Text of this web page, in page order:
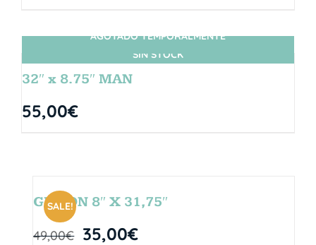
SIN STOCK
AGOTADO TEMPORALMENTE
32″ x 8.75″ MAN
55,00€
SALE!
GIBSON 8″ X 31,75″
49,00€ 35,00€